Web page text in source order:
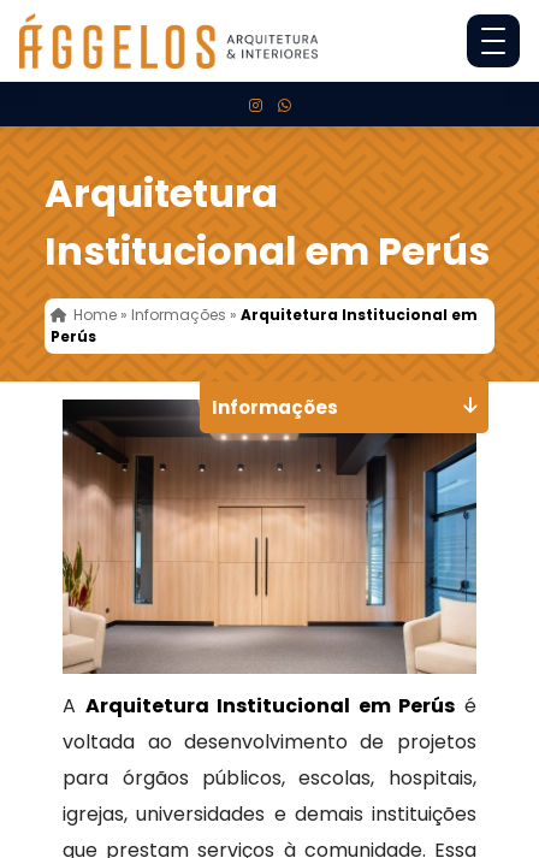
Arquitetura
Institucional em Perús
Home » Informações »Arquitetura Institucional em
Perús
A Arquitetura Institucional em Perús é
voltada ao desenvolvimento de projetos
para órgãos públicos, escolas, hospitais,
igrejas, universidades e demais instituições
que prestam serviços à comunidade. Essa
Informações